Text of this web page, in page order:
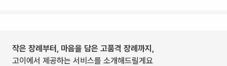
작은 장례부터, 마음을 담은 고품격 장례까지,
고이에서 제공하는 서비스를 소개해드릴게요